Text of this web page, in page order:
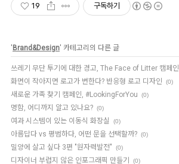
19 구독하기
'Brand&Design' 카테고리의 다른 글
쓰레기 무단 투기에 대한 경고, The Face of Litter 캠페인
화면이 작아지면 로고가 변한다? 반응형 로고 디자인 (0)
새로운 가족 찾기 캠페인, #LookingForYou (0)
명함, 어디까지 알고 있나요? (0)
여과 시스템이 있는 이동식 화장실 (0)
아름답다 vs 평범하다, 어떤 문을 선택할까? (0)
밀양에 살고 싶다 3편 "원자력발전" (0)
디자이너 부럽지 않은 인포그래픽 만들기 (0)